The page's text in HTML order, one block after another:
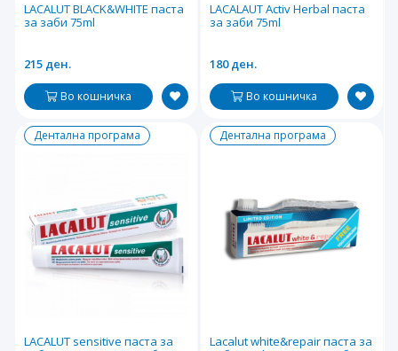
LACALUT BLACK&WHITE паста
за заби 75ml
215 ден.
Во кошничка
LACALAUT Activ Herbal паста
за заби 75ml
180 ден.
Во кошничка
Дентална програма
LACALUT sensitive паста за
Дентална програма
Lacalut white&repair паста за